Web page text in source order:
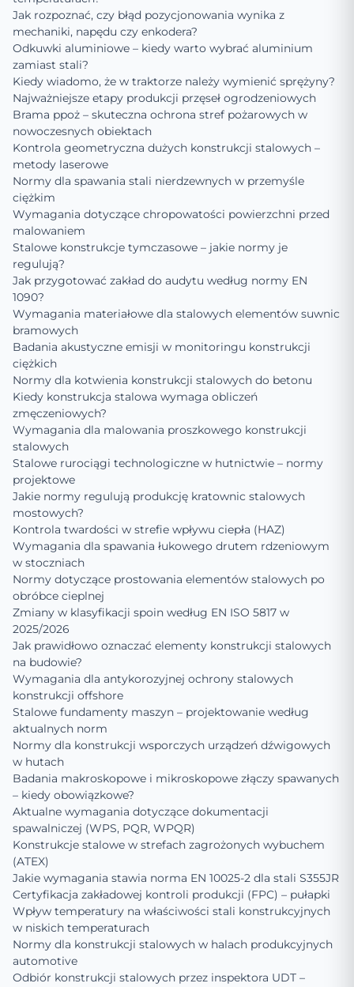
Jak rozpoznać, czy błąd pozycjonowania wynika z
mechaniki, napędu czy enkodera?
Odkuwki aluminiowe – kiedy warto wybrać aluminium
zamiast stali?
Kiedy wiadomo, że w traktorze należy wymienić sprężyny?
Najważniejsze etapy produkcji przęseł ogrodzeniowych
Brama ppoż – skuteczna ochrona stref pożarowych w
nowoczesnych obiektach
Kontrola geometryczna dużych konstrukcji stalowych –
metody laserowe
Normy dla spawania stali nierdzewnych w przemyśle
ciężkim
Wymagania dotyczące chropowatości powierzchni przed
malowaniem
Stalowe konstrukcje tymczasowe – jakie normy je
regulują?
Jak przygotować zakład do audytu według normy EN
1090?
Wymagania materiałowe dla stalowych elementów suwnic
bramowych
Badania akustyczne emisji w monitoringu konstrukcji
ciężkich
Normy dla kotwienia konstrukcji stalowych do betonu
Kiedy konstrukcja stalowa wymaga obliczeń
zmęczeniowych?
Wymagania dla malowania proszkowego konstrukcji
stalowych
Stalowe rurociągi technologiczne w hutnictwie – normy
projektowe
Jakie normy regulują produkcję kratownic stalowych
mostowych?
Kontrola twardości w strefie wpływu ciepła (HAZ)
Wymagania dla spawania łukowego drutem rdzeniowym
w stoczniach
Normy dotyczące prostowania elementów stalowych po
obróbce cieplnej
Zmiany w klasyfikacji spoin według EN ISO 5817 w
2025/2026
Jak prawidłowo oznaczać elementy konstrukcji stalowych
na budowie?
Wymagania dla antykorozyjnej ochrony stalowych
konstrukcji offshore
Stalowe fundamenty maszyn – projektowanie według
aktualnych norm
Normy dla konstrukcji wsporczych urządzeń dźwigowych
w hutach
Badania makroskopowe i mikroskopowe złączy spawanych
– kiedy obowiązkowe?
Aktualne wymagania dotyczące dokumentacji
spawalniczej (WPS, PQR, WPQR)
Konstrukcje stalowe w strefach zagrożonych wybuchem
(ATEX)
Jakie wymagania stawia norma EN 10025-2 dla stali S355JR
Certyfikacja zakładowej kontroli produkcji (FPC) – pułapki
Wpływ temperatury na właściwości stali konstrukcyjnych
w niskich temperaturach
Normy dla konstrukcji stalowych w halach produkcyjnych
automotive
Odbiór konstrukcji stalowych przez inspektora UDT –